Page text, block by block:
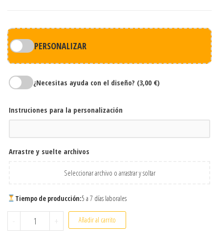
PERSONALIZAR
¿Necesitas ayuda con el diseño? (3,00 €)
Instruciones para la personalización
Arrastre y suelte archivos
Seleccionar archivo o arrastrar y soltar
Tiempo de producción:5 a 7 días laborales
- Botella térmica Hodis acero inoxidable 500 ml personalizada
+ Añadir al carrito